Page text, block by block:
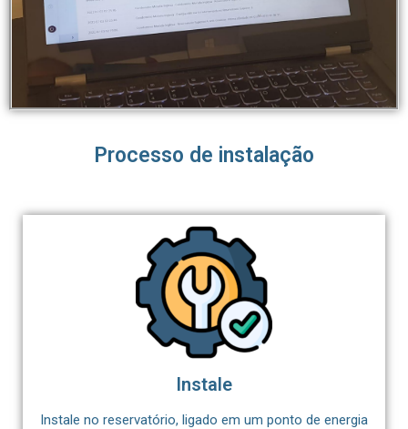
Processo de instalação
Instale
Instale no reservatório, ligado em um ponto de energia